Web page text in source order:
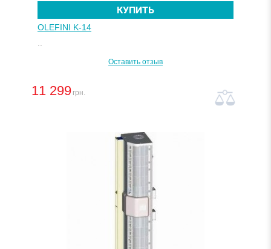
КУПИТЬ
OLEFINI K-14
Оставить отзыв
11 299 грн.